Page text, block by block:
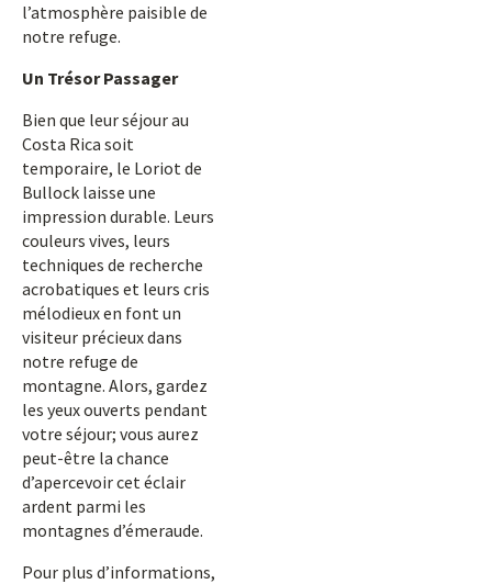
l’atmosphère paisible de
notre refuge.
Un Trésor Passager
Bien que leur séjour au
Costa Rica soit
temporaire, le Loriot de
Bullock laisse une
impression durable. Leurs
couleurs vives, leurs
techniques de recherche
acrobatiques et leurs cris
mélodieux en font un
visiteur précieux dans
notre refuge de
montagne. Alors, gardez
les yeux ouverts pendant
votre séjour; vous aurez
peut-être la chance
d’apercevoir cet éclair
ardent parmi les
montagnes d’émeraude.
Pour plus d’informations,